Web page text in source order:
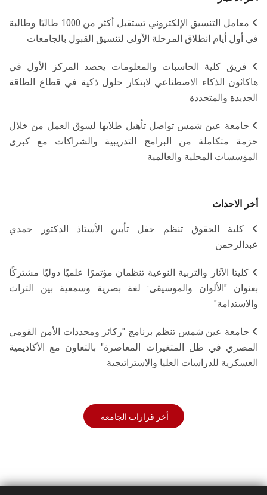
معامل التنسيق الإلكتروني تستقبل أكثر من 1000 طالبًا وطالبة
في أول أيام انطلاق المرحلة الأولى لتنسيق القبول بالجامعات
فريق كلية الحاسبات والمعلومات يحصد المركز الأول في
هاكاثون الذكاء الاصطناعي لابتكار حلول ذكية في قطاع الطاقة
الجديدة والمتجددة
جامعة عين شمس تواصل تأهيل طلابها لسوق العمل من خلال
حزمة متكاملة من البرامج التدريبية والشراكات مع كبرى
المؤسسات المحلية والعالمية
أخر الاحداث
كلية الحقوق تنظم حفل تأبين الأستاذ الدكتور حمدي
عبدالرحمن
كليتا الآثار والتربية النوعية تنظمان مؤتمرًا علميًا دوليًا مشتركًا
بعنوان "الألوان والموسيقى: لغة بصرية وسمعية بين التراث
والاستدامة"
جامعة عين شمس تنظم برنامج "ركائز ومحددات الأمن القومي
المصري في ظل المتغيرات المعاصرة" بالتعاون مع الأكاديمية
العسكرية للدراسات العليا والاستراتيجية
أخر قرارات الجامعة